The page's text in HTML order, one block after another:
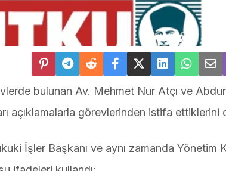
bulunan Av. Mehmet Nur Atçı ve
açıklamalarla görevlerinden istifa ettiklerini
İşler Başkanı ve aynı zamanda Yönetim